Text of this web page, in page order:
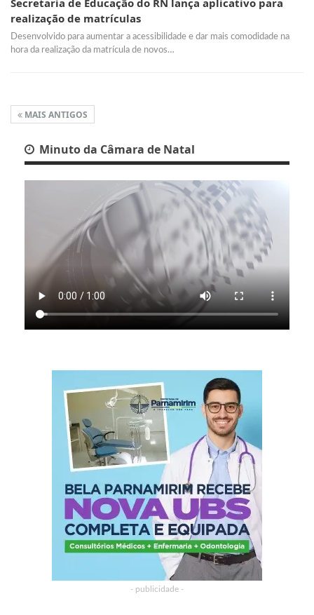
realização de matrículas
Desenvolvido para aumentar a acessibilidade e dar mais comodidade na
hora da realização da matrícula de novos…
MAIS ANTIGOS
Minuto da Câmara de Natal
- publicidade -